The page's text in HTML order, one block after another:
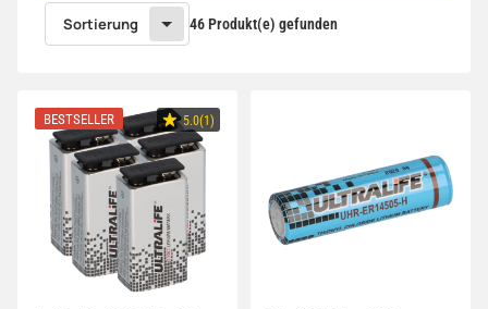
Sortierung 46 Produkt(e) gefunden
BESTSELLER 5.0(1)